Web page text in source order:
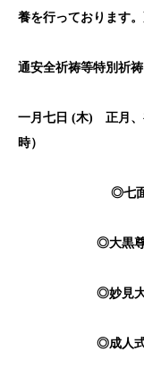
養を行っております
通安全祈祷等特別祈
一月七日 (木) 正月、
時）
◎七
◎大黒
◎妙見
◎成人